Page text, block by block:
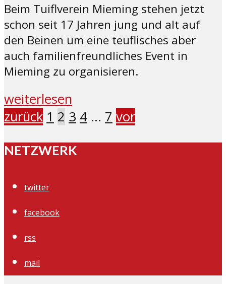
Beim Tuiflverein Mieming stehen jetzt
schon seit 17 Jahren jung und alt auf
den Beinen um eine teuflisches aber
auch familienfreundliches Event in
Mieming zu organisieren.
weiterlesen
zurück 1 2 3 4 … 7 vor
NETZWERK
twitter
facebook
rss
mail